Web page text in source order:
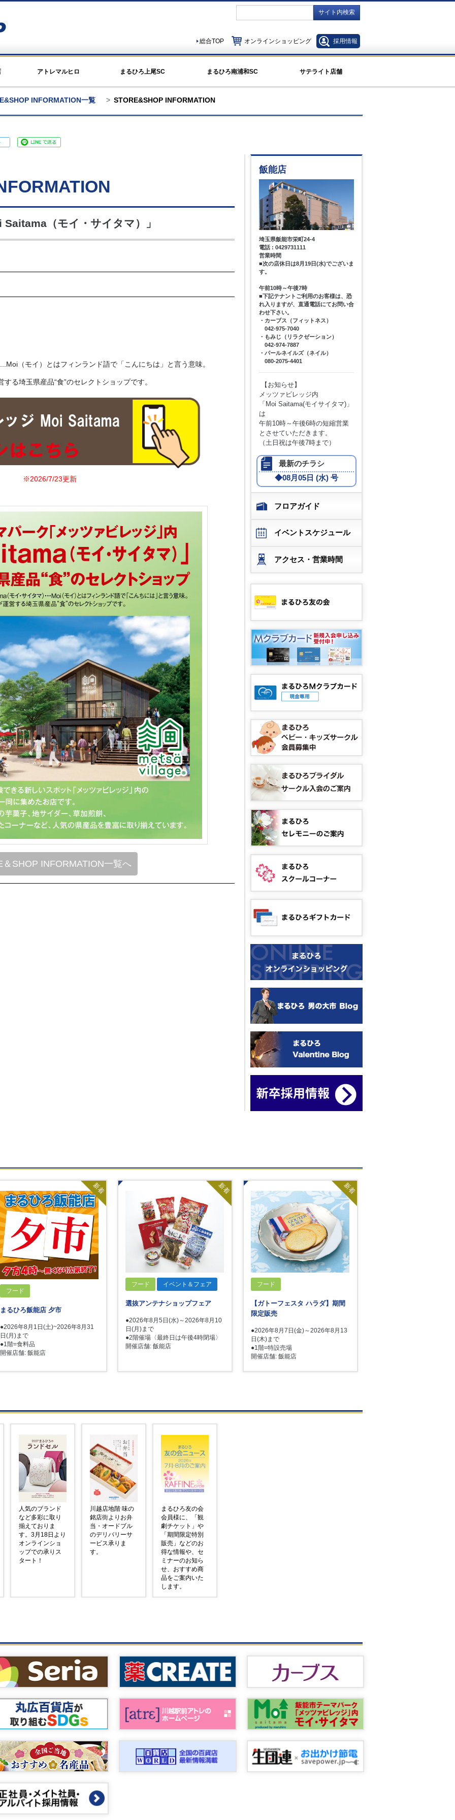
サイト内検索
総合TOP オンラインショッピング 採用情報
アトレマルヒロ まるひろ上尾SC まるひろ南浦和SC サテライト店舗
INFORMATION一覧 STORE&SHOP INFORMATION
（モイ・サイタマ）」
（モイ）とはフィンランド語で「こんにちは」と言う意味。
する埼玉県産品“食”のセレクトショップです。
※2026/7/23更新
＆SHOP INFORMATION一覧へ
飯能店
埼玉県飯能市栄町24-4
電話 : 0429731111
営業時間
■次の店休日は8月19日(水)でございま
す。
午前10時～午後7時
■下記テナントご利用のお客様は、恐
れ入りますが、直通電話にてお問い合
わせ下さい。
・カーブス（フィットネス）
042-975-7040
・もみじ（リラクゼーション）
042-974-7887
・パールネイルズ（ネイル）
080-2075-4401
【お知らせ】
メッツァビレッジ内
「Moi Saitama(モイサイタマ)」
は
午前10時～午後6時の短縮営業
とさせていただきます。
（土日祝は午後7時まで）
最新のチラシ
◆08月05日 (水) 号
フロアガイド
イベントスケジュール
アクセス・営業時間
新着
フード
まるひろ飯能店 夕市
●2026年8月1日(土)~2026年8月31
日(月)まで
●1階=食料品
開催店舗: 飯能店
新着
フード イベント＆フェア
選抜アンテナショップフェア
●2026年8月5日(水)～2026年8月10
日(月)まで
●2階催場〈最終日は午後4時閉場〉
開催店舗: 飯能店
新着
フード
【ガトーフェスタ ハラダ】期間
限定販売
●2026年8月7日(金)～2026年8月13
日(木)まで
●1階=特設売場
開催店舗: 飯能店
人気のブランド
など多彩に取り
揃えておりま
す。3月18日より
オンラインショ
ップでの承りス
タート！
川越店地階 味の
銘店街よりお弁
当・オードブル
のデリバリーサ
ービス承りま
す。
まるひろ友の会
会員様に、「観
劇チケット」や
「期間限定特別
販売」などのお
得な情報や、セ
ミナーのお知ら
せ、おすすめ商
品をご案内いた
します。